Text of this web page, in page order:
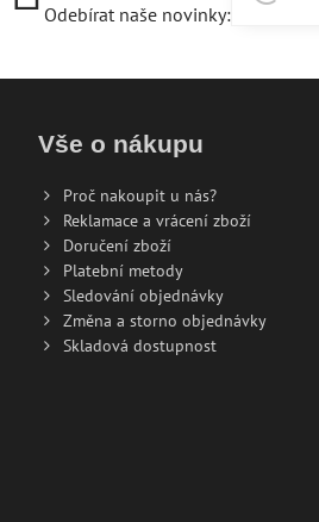
Odebírat naše novinky:
Vše o nákupu
Proč nakoupit u nás?
Reklamace a vrácení zboží
Doručení zboží
Platební metody
Sledování objednávky
Změna a storno objednávky
Skladová dostupnost